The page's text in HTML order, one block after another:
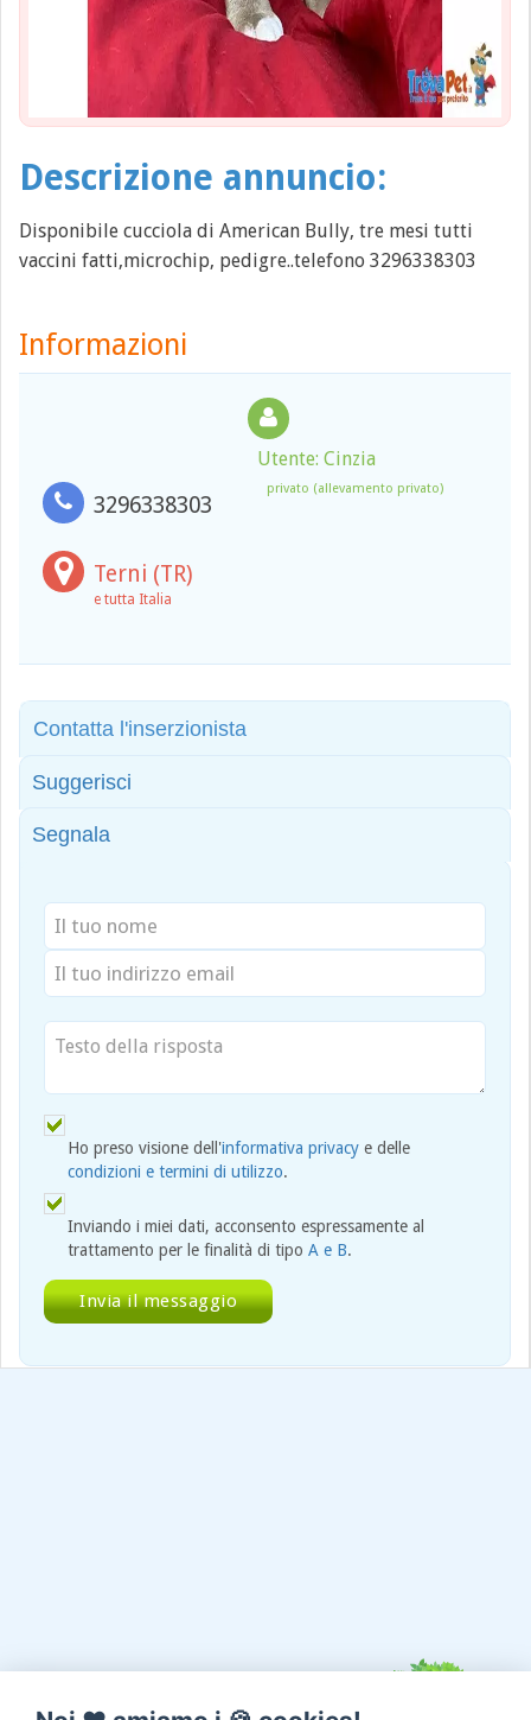
Descrizione annuncio:
Disponibile cucciola di American Bully, tre mesi tutti
vaccini fatti,microchip, pedigre..telefono 3296338303
Informazioni
3296338303
Utente: Cinzia
privato (allevamento privato)
Terni (TR)
e tutta Italia
Contatta l'inserzionista
Suggerisci
Segnala
Ho preso visione dell'informativa privacy e delle
condizioni e termini di utilizzo.
Inviando i miei dati, acconsento espressamente al
trattamento per le finalità di tipo A e B.